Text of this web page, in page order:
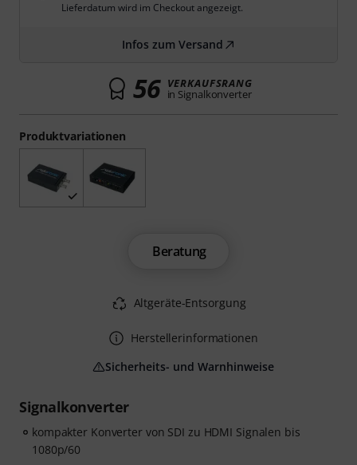
Signalkonverter
kompakter Konverter von SDI zu HDMI Signalen bis
1080p/60
Produktvariationen
Lieferdatum wird im Checkout angezeigt.
Infos zum Versand
56 VERKAUFSRANG
in Signalkonverter
Beratung
Altgeräte-Entsorgung
Herstellerinformationen
Sicherheits- und Warnhinweise